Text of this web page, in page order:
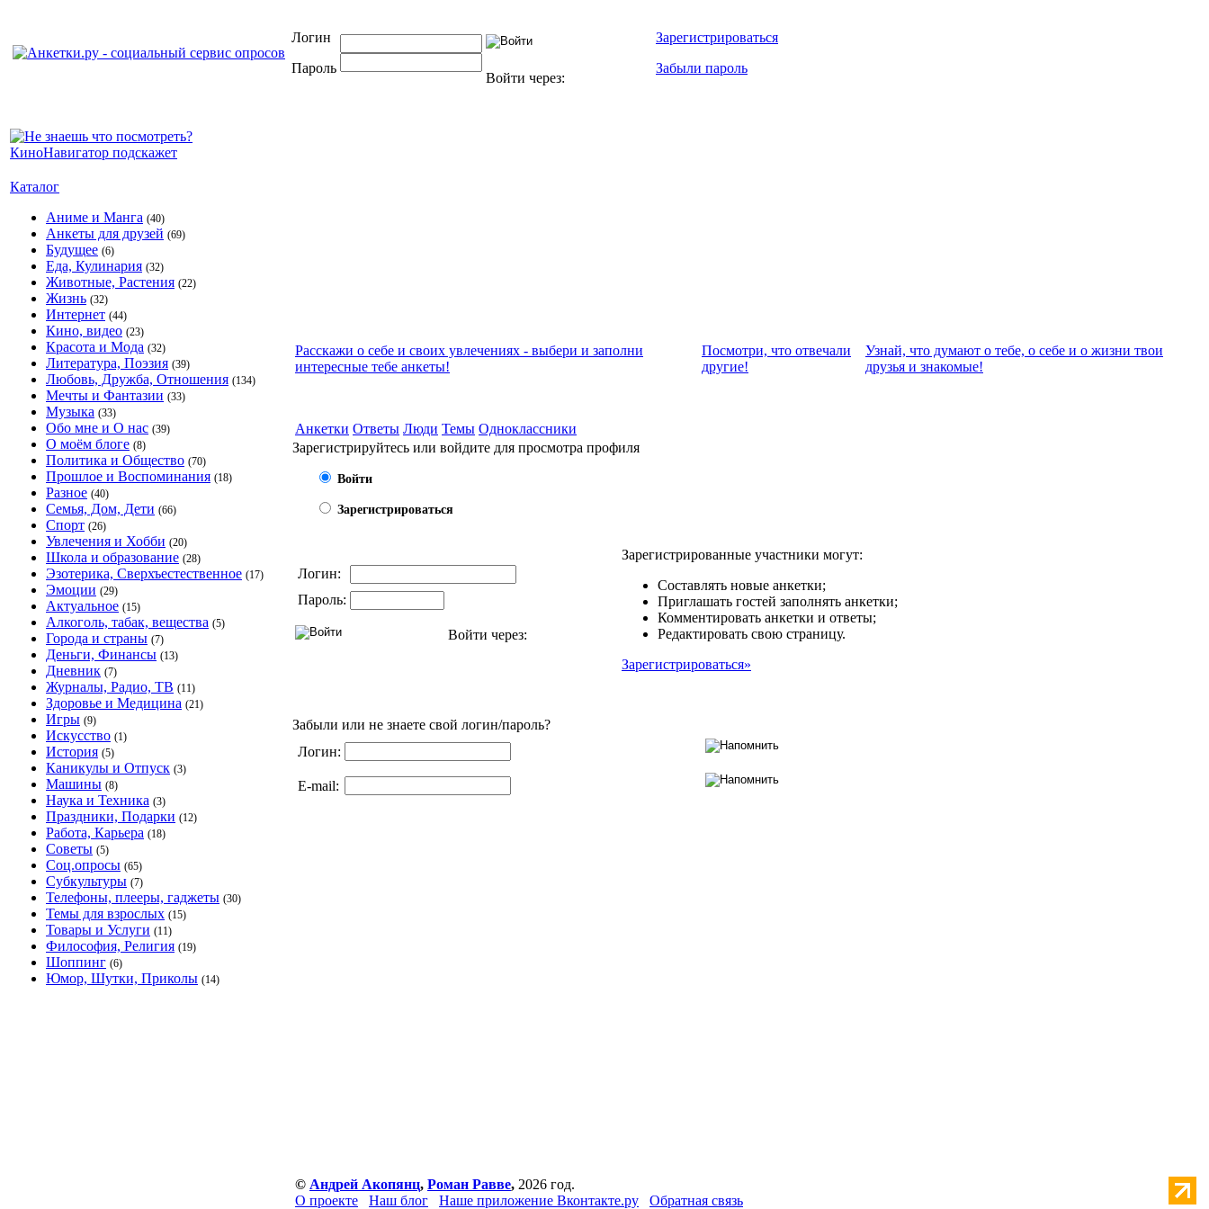
Логин
Пароль
Войти через:
Зарегистрироваться
Забыли пароль
Каталог
Аниме и Манга (40)
Анкеты для друзей (69)
Будущее (6)
Еда, Кулинария (32)
Животные, Растения (22)
Жизнь (32)
Интернет (44)
Кино, видео (23)
Красота и Мода (32)
Литература, Поэзия (39)
Любовь, Дружба, Отношения (134)
Мечты и Фантазии (33)
Музыка (33)
Обо мне и О нас (39)
О моём блоге (8)
Политика и Общество (70)
Прошлое и Воспоминания (18)
Разное (40)
Семья, Дом, Дети (66)
Спорт (26)
Увлечения и Хобби (20)
Школа и образование (28)
Эзотерика, Сверхъестественное (17)
Эмоции (29)
Актуальное (15)
Алкоголь, табак, вещества (5)
Города и страны (7)
Деньги, Финансы (13)
Дневник (7)
Журналы, Радио, ТВ (11)
Здоровье и Медицина (21)
Игры (9)
Искусство (1)
История (5)
Каникулы и Отпуск (3)
Машины (8)
Наука и Техника (3)
Праздники, Подарки (12)
Работа, Карьера (18)
Советы (5)
Соц.опросы (65)
Субкультуры (7)
Телефоны, плееры, гаджеты (30)
Темы для взрослых (15)
Товары и Услуги (11)
Философия, Религия (19)
Шоппинг (6)
Юмор, Шутки, Приколы (14)
Расскажи о себе и своих увлечениях - выбери и заполни
интересные тебе анкеты!
Посмотри, что отвeчали
другие!
Узнай, что думают о тебе, о себе и о жизни твои
друзья и знакомые!
Анкетки Ответы Люди Темы Одноклассники
Зарегистрируйтесь или войдите для просмотра профиля
Войти
Зарегистрироваться
Логин:
Пароль:
Войти через:
Зарегистрированные участники могут:
Составлять новые анкетки;
Приглашать гостей заполнять анкетки;
Комментировать анкетки и ответы;
Редактировать свою страницу.
Зарегистрироваться»
Забыли или не знаете свой логин/пароль?
Логин:
E-mail:
© Андрей Акопянц, Роман Равве, 2026 год.
О проекте
Наш блог Наше приложение Вконтакте.ру Обратная связь